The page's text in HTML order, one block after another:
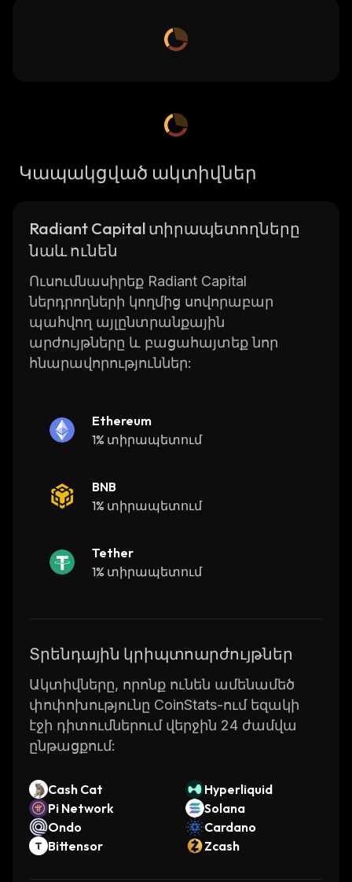
Կապակցված ակտիվներ
Radiant Capital տիրապետողները
նաև ունեն
Ուսումնասիրեք Radiant Capital
ներդրողների կողմից սովորաբար
պահվող այլընտրանքային
արժույթները և բացահայտեք նոր
հնարավորություններ:
Ethereum
1% տիրապետում
BNB
1% տիրապետում
Tether
1% տիրապետում
Տրենդային կրիպտոարժույթներ
Ակտիվները, որոնք ունեն ամենամեծ
փոփոխությունը CoinStats-ում եզակի
էջի դիտումներում վերջին 24 ժամվա
ընթացքում:
Cash Cat
Hyperliquid
Pi Network
Solana
Ondo
Cardano
Bittensor
Zcash